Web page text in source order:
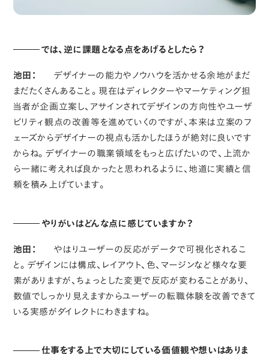
では、逆に課題となる点をあげるとしたら？
池田：
デザイナーの能力やノウハウを活かせる余地がまだ
まだたくさんあること。現在はディレクターやマーケティング担
当者が企画立案し、アサインされてデザインの方向性やユーザ
ビリティ観点の改善等を進めていくのですが、本来は立案のフ
ェーズからデザイナーの視点も活かしたほうが絶対に良いです
からね。デザイナーの職業領域をもっと広げたいので、上流か
ら一緒に考えれば良かったと思われるように、地道に実績と信
頼を積み上げています。
やりがいはどんな点に感じていますか？
池田：
やはりユーザーの反応がデータで可視化されるこ
と。デザインには構成、レイアウト、色、マージンなど様々な要
素がありますが、ちょっとした変更で反応が変わることがあり、
数値でしっかり見えますからユーザーの転職体験を改善できて
いる実感がダイレクトにわきますね。
仕事をする上で大切にしている価値観や想いはありま